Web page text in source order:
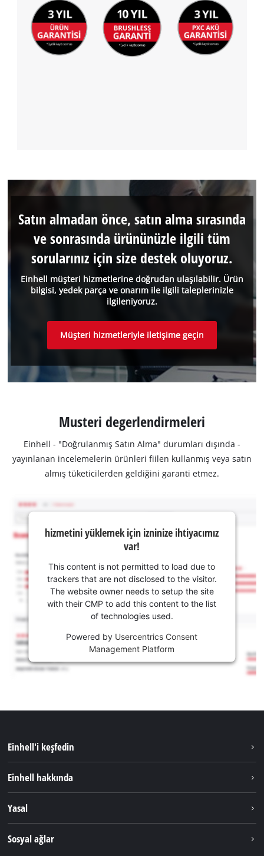
Einhell müşteri hizmetlerine doğrudan ulaşılabilir. Ürün
bilgisi, yedek parça ve onarım ile ilgili taleplerinizle
ilgileniyoruz.
Satın almadan önce, satın alma sırasında
ve sonrasında ürününüzle ilgili tüm
sorularınız için size destek oluyoruz.
Müşteri hizmetleriyle iletişime geçin
Musteri degerlendirmeleri
Einhell - "Doğrulanmış Satın Alma" durumları dışında -
yayınlanan incelemelerin ürünleri fiilen kullanmış veya satın
almış tüketicilerden geldiğini garanti etmez.
hizmetini yüklemek için izninize ihtiyacımız
var!
This content is not permitted to load due to
trackers that are not disclosed to the visitor.
The website owner needs to setup the site
with their CMP to add this content to the list
of technologies used.
Powered by Usercentrics Consent
Management Platform
Einhell'i keşfedin
Hizmetler
Einhell hakkında
Yasal
Sosyal ağlar